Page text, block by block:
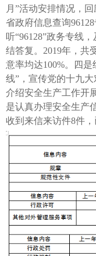
月”活动安排情况，
省政府信息查询
听“96128”政务专线
结答复。2019年，共
意率均达100%。四
线”，宣传党的十九
介绍安全生产工作开
是认真办理安全生产
收到来信来访件8件